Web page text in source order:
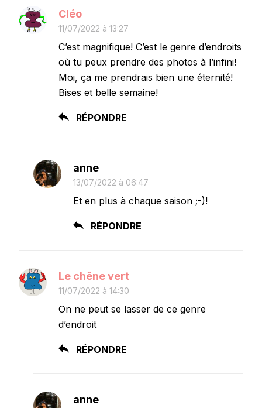
Cléo
11/07/2022 à 13:27
C’est magnifique! C’est le genre d’endroits
où tu peux prendre des photos à l’infini!
Moi, ça me prendrais bien une éternité!
Bises et belle semaine!
RÉPONDRE
anne
13/07/2022 à 06:47
Et en plus à chaque saison ;-)!
RÉPONDRE
Le chêne vert
11/07/2022 à 14:30
On ne peut se lasser de ce genre
d’endroit
RÉPONDRE
anne